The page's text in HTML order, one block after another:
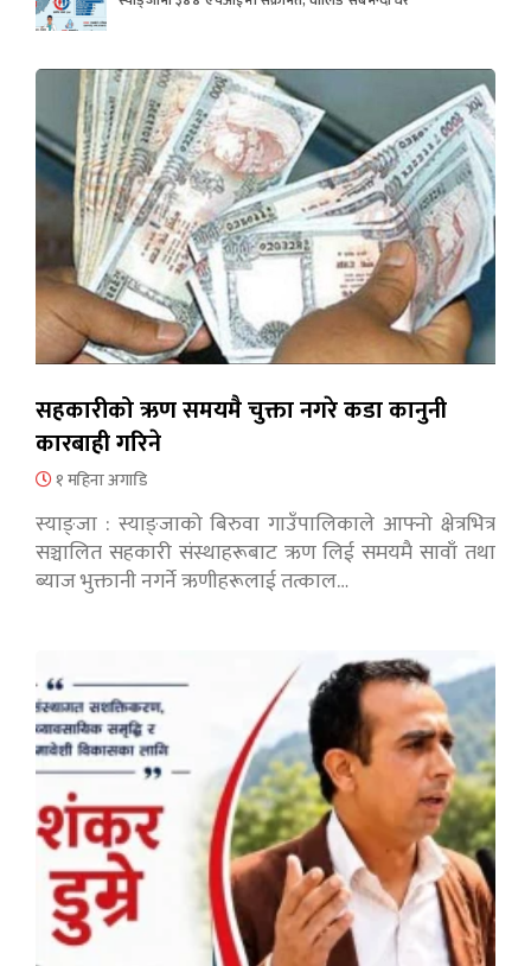
सहकारीको ऋण समयमै चुक्ता नगरे कडा कानुनी
कारबाही गरिने
१ महिना अगाडि
स्याङ्जा : स्याङ्जाको बिरुवा गाउँपालिकाले आफ्नो क्षेत्रभित्र
सञ्चालित सहकारी संस्थाहरूबाट ऋण लिई समयमै सावाँ तथा
ब्याज भुक्तानी नगर्ने ऋणीहरूलाई तत्काल…